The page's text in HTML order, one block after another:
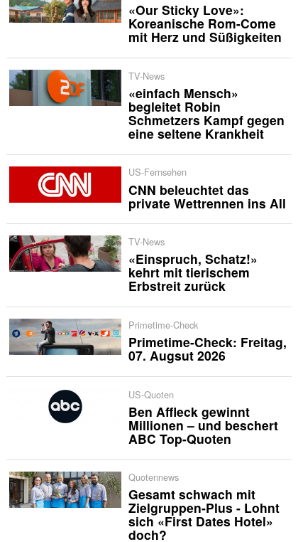
«Our Sticky Love»:
Koreanische Rom-Come
mit Herz und Süßigkeiten
TV-News
«einfach Mensch»
begleitet Robin
Schmetzers Kampf gegen
eine seltene Krankheit
US-Fernsehen
CNN beleuchtet das
private Wettrennen ins All
TV-News
«Einspruch, Schatz!»
kehrt mit tierischem
Erbstreit zurück
Primetime-Check
Primetime-Check: Freitag,
07. Augsut 2026
US-Quoten
Ben Affleck gewinnt
Millionen – und beschert
ABC Top-Quoten
Quotennews
Gesamt schwach mit
Zielgruppen-Plus - Lohnt
sich «First Dates Hotel»
doch?